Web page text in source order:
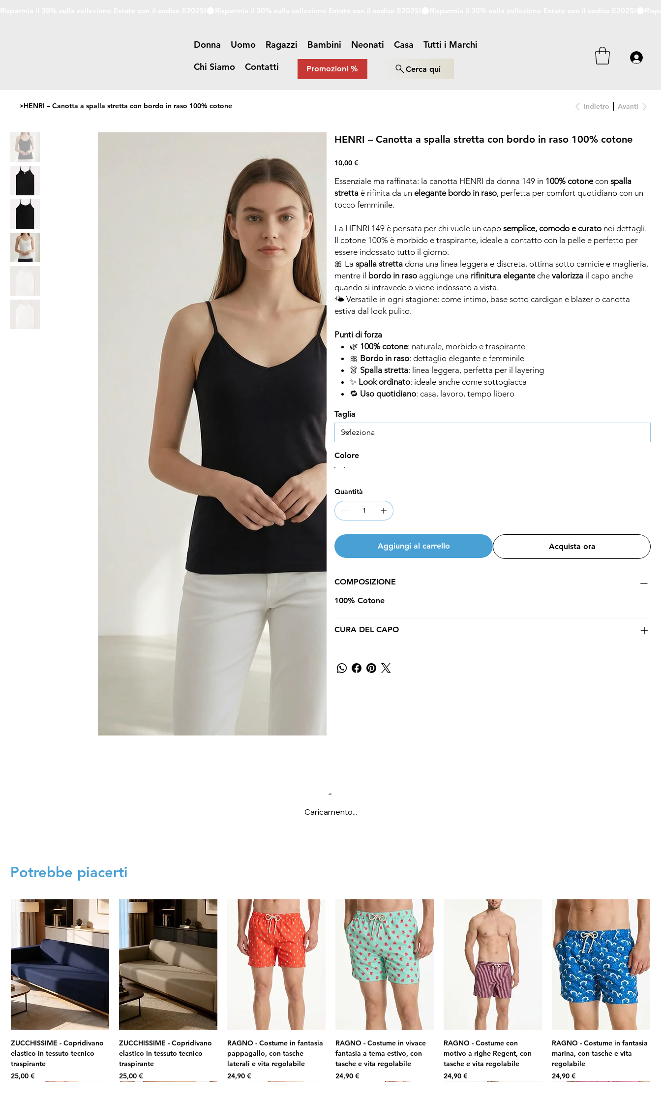
Donna Uomo Ragazzi Bambini Neonati Casa
Tutti i Marchi
Chi Siamo
Contatti Cerca qui
Promozioni %
>HENRI – Canotta a spalla stretta con bordo in raso 100% cotone Indietro Avanti
HENRI – Canotta a spalla stretta con bordo in raso 100% cotone
Prezzo
10,00 €
Essenziale ma raffinata: la canotta HENRI da donna 149 in 100% cotonecon spalla
stretta è rifinita da un elegante bordo in raso, perfetta per comfort quotidiano con un
tocco femminile.
La HENRI 149 è pensata per chi vuole un capo semplice, comodo e curato nei dettagli.
Il cotone 100% è morbido e traspirante, ideale a contatto con la pelle e perfetto per
essere indossato tutto il giorno.
🎀 La spalla stretta dona una linea leggera e discreta, ottima sotto camicie e maglieria,
mentre il bordo in raso aggiunge una rifinitura eleganteche valorizza il capo anche
quando si intravede o viene indossato a vista.
🌤️ Versatile in ogni stagione: come intimo, base sotto cardigan e blazer o canotta
estiva dal look pulito.
Punti di forza
🌿 100% cotone: naturale, morbido e traspirante
🎀 Bordo in raso: dettaglio elegante e femminile
👗 Spalla stretta: linea leggera, perfetta per il layering
✨ Look ordinato: ideale anche come sottogiacca
🔁 Uso quotidiano: casa, lavoro, tempo libero
Taglia
Colore
Quantità
Aggiungi al carrello Acquista ora
COMPOSIZIONE
100% Cotone
CURA DEL CAPO
Caricamento...
Potrebbe piacerti
ZUCCHISSIME - Copridivano
elastico in tessuto tecnico
traspirante
Prezzo
25,00 €
ZUCCHISSIME - Copridivano
elastico in tessuto tecnico
traspirante
Prezzo
25,00 €
RAGNO - Costume in fantasia
pappagallo, con tasche
laterali e vita regolabile
Prezzo
24,90 €
RAGNO - Costume in vivace
fantasia a tema estivo, con
tasche e vita regolabile
Prezzo
24,90 €
RAGNO - Costume con
motivo a righe Regent, con
tasche e vita regolabile
Prezzo
24,90 €
RAGNO - Costume in fantasia
marina, con tasche e vita
regolabile
Prezzo
24,90 €